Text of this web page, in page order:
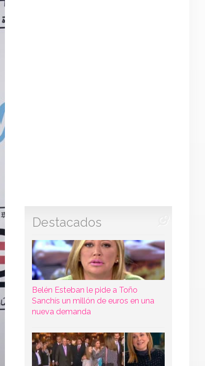
Destacados
Belén Esteban le pide a Toño
Sanchís un millón de euros en una
nueva demanda